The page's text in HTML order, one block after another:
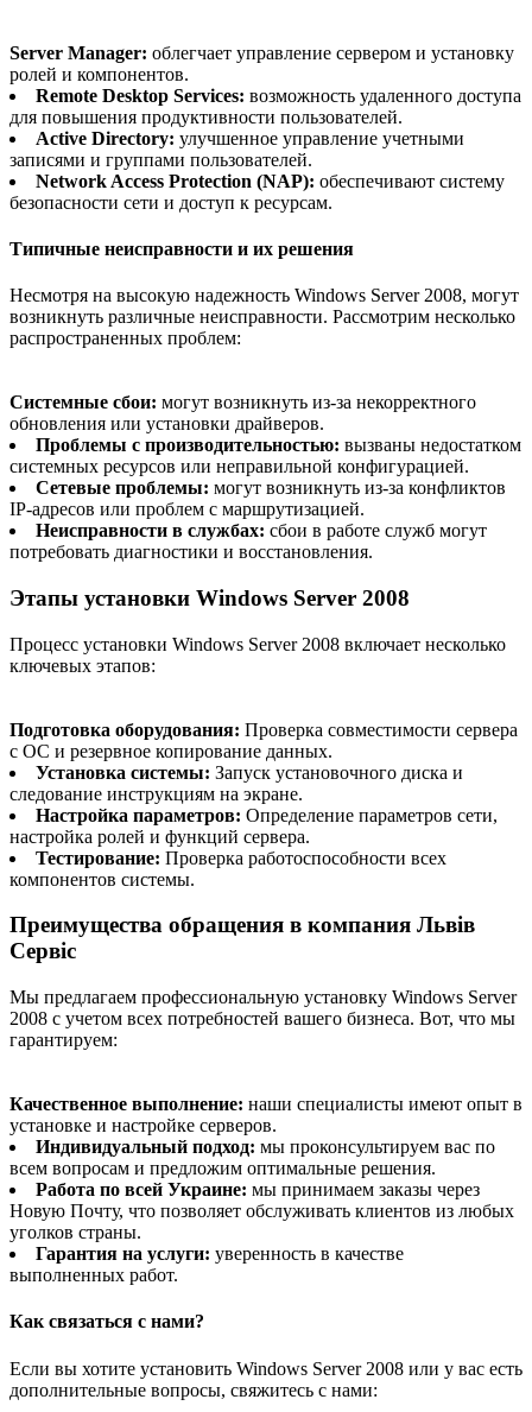
Server Manager: облегчает управление сервером и установку
ролей и компонентов.
Remote Desktop Services: возможность удаленного доступа
для повышения продуктивности пользователей.
Active Directory: улучшенное управление учетными
записями и группами пользователей.
Network Access Protection (NAP): обеспечивают систему
безопасности сети и доступ к ресурсам.
Типичные неисправности и их решения
Несмотря на высокую надежность Windows Server 2008, могут
возникнуть различные неисправности. Рассмотрим несколько
распространенных проблем:
Системные сбои: могут возникнуть из-за некорректного
обновления или установки драйверов.
Проблемы с производительностью: вызваны недостатком
системных ресурсов или неправильной конфигурацией.
Сетевые проблемы: могут возникнуть из-за конфликтов
IP-адресов или проблем с маршрутизацией.
Неисправности в службах: сбои в работе служб могут
потребовать диагностики и восстановления.
Этапы установки Windows Server 2008
Процесс установки Windows Server 2008 включает несколько
ключевых этапов:
Подготовка оборудования: Проверка совместимости сервера
с ОС и резервное копирование данных.
Установка системы: Запуск установочного диска и
следование инструкциям на экране.
Настройка параметров: Определение параметров сети,
настройка ролей и функций сервера.
Тестирование: Проверка работоспособности всех
компонентов системы.
Преимущества обращения в компания Львів
Сервіс
Мы предлагаем профессиональную установку Windows Server
2008 с учетом всех потребностей вашего бизнеса. Вот, что мы
гарантируем:
Качественное выполнение: наши специалисты имеют опыт в
установке и настройке серверов.
Индивидуальный подход: мы проконсультируем вас по
всем вопросам и предложим оптимальные решения.
Работа по всей Украине: мы принимаем заказы через
Новую Почту, что позволяет обслуживать клиентов из любых
уголков страны.
Гарантия на услуги: уверенность в качестве
выполненных работ.
Как связаться с нами?
Если вы хотите установить Windows Server 2008 или у вас есть
дополнительные вопросы, свяжитесь с нами: